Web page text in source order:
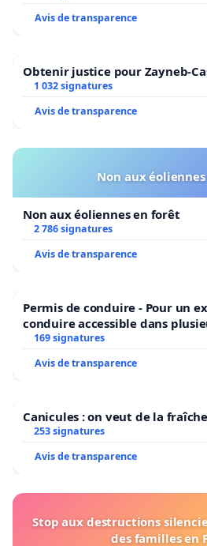
Avis de transparence
Obtenir justice pour Zayneb-
1 032 signatures
Avis de transparence
Non aux
Non aux éoliennes en forêt
2 786 signatures
Avis de transparence
Permis de conduire - Pour un
conduire accessible dans
Bruxelles
169 signatures
Avis de transparence
Canicules : on veut de la
253 signatures
Avis de transparence
Stop aux destructions
des familles en